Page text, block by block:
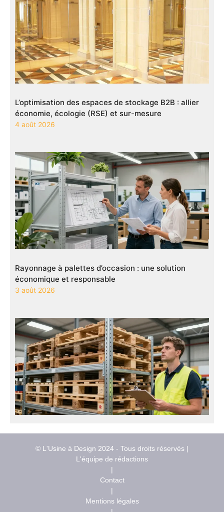
L’optimisation des espaces de stockage B2B : allier
économie, écologie (RSE) et sur-mesure
4 août 2026
Rayonnage à palettes d’occasion : une solution
économique et responsable
3 août 2026
© L'Usine à Design 2024 - Tous droits réservés |
L'équipe de rédactions
|
Contact
|
Mentions légales